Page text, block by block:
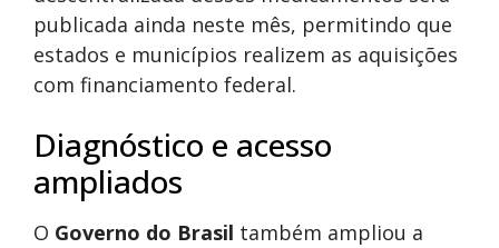
publicada ainda neste mês, permitindo que
estados e municípios realizem as aquisições
com financiamento federal.
Diagnóstico e acesso
ampliados
O Governo do Brasil também ampliou a